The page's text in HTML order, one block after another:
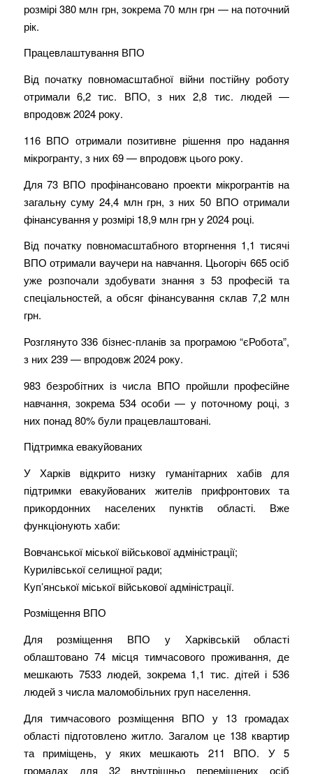
розмірі 380 млн грн, зокрема 70 млн грн — на поточний
рік.
Працевлаштування ВПО
Від початку повномасштабної війни постійну роботу
отримали 6,2 тис. ВПО, з них 2,8 тис. людей —
впродовж 2024 року.
116 ВПО отримали позитивне рішення про надання
мікрогранту, з них 69 — впродовж цього року.
Для 73 ВПО профінансовано проекти мікрогрантів на
загальну суму 24,4 млн грн, з них 50 ВПО отримали
фінансування у розмірі 18,9 млн грн у 2024 році.
Від початку повномасштабного вторгнення 1,1 тисячі
ВПО отримали ваучери на навчання. Цьогоріч 665 осіб
уже розпочали здобувати знання з 53 професій та
спеціальностей, а обсяг фінансування склав 7,2 млн
грн.
Розглянуто 336 бізнес-планів за програмою “єРобота”,
з них 239 — впродовж 2024 року.
983 безробітних із числа ВПО пройшли професійне
навчання, зокрема 534 особи — у поточному році, з
них понад 80% були працевлаштовані.
Підтримка евакуйованих
У Харків відкрито низку гуманітарних хабів для
підтримки евакуйованих жителів прифронтових та
прикордонних населених пунктів області. Вже
функціонують хаби:
Вовчанської міської військової адміністрації;
Курилівської селищної ради;
Куп’янської міської військової адміністрації.
Розміщення ВПО
Для розміщення ВПО у Харківській області
облаштовано 74 місця тимчасового проживання, де
мешкають 7533 людей, зокрема 1,1 тис. дітей і 536
людей з числа маломобільних груп населення.
Для тимчасового розміщення ВПО у 13 громадах
області підготовлено житло. Загалом це 138 квартир
та приміщень, у яких мешкають 211 ВПО. У 5
громадах для 32 внутрішньо переміщених осіб